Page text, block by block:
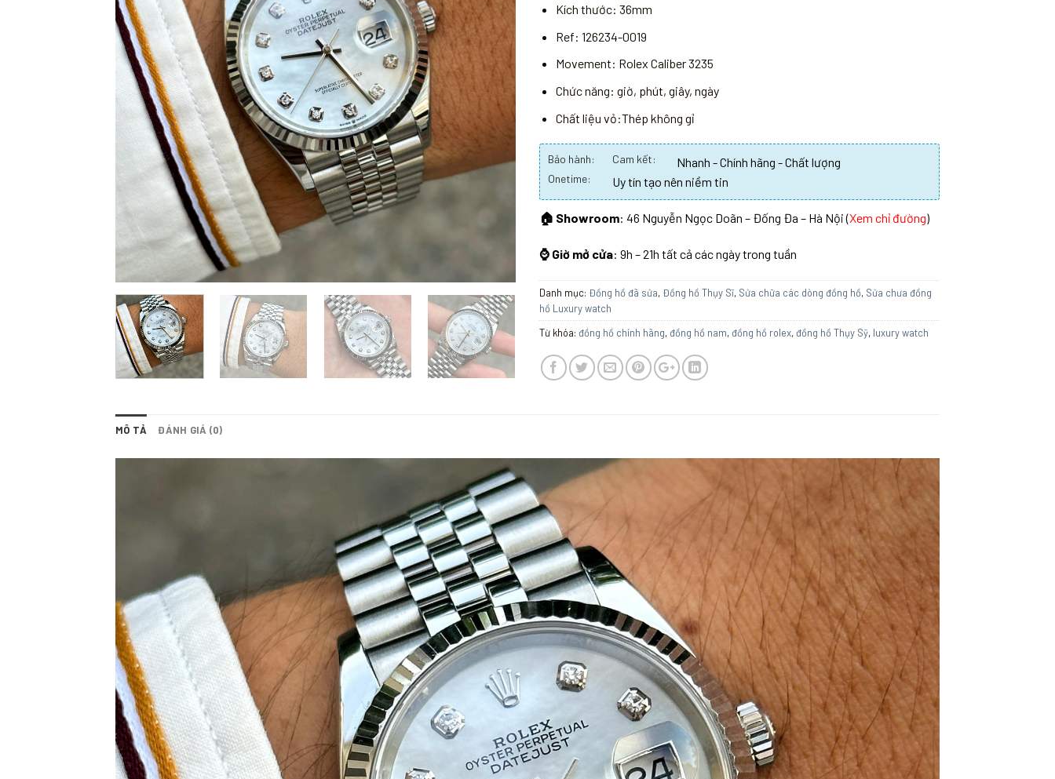
Kích thước: 36mm
Ref: 126234-0019
Movement: Rolex Caliber 3235
Chức năng: giờ, phút, giây, ngày
Chất liệu vỏ:Thép không gỉ
Bảo hành: Cam kết: Nhanh - Chính hãng - Chất lượng
Onetime: Uy tín tạo nên niềm tin
🏠 Showroom: 46 Nguyễn Ngọc Doãn – Đống Đa – Hà Nội (Xem chỉ đường)
⌚ Giờ mở cửa: 9h – 21h tất cả các ngày trong tuần
Danh mục: Đồng hồ đã sửa, Đồng hồ Thụy Sĩ, Sửa chữa các dòng đồng hồ, Sửa chưa đồng
hồ Luxury watch
Từ khóa: đồng hồ chính hãng,đồng hồ nam,đồng hồ rolex,đồng hồ Thụy Sỹ, luxury watch
MÔ TẢ ĐÁNH GIÁ (0)